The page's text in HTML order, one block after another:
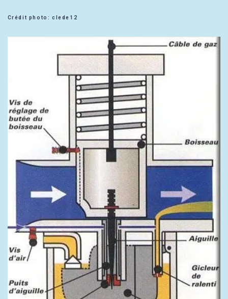
Crédit photo: clede12